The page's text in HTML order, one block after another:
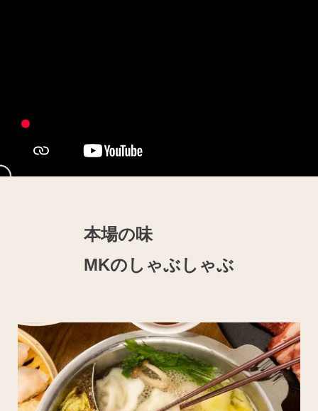
本場の味
MKのしゃぶしゃぶ